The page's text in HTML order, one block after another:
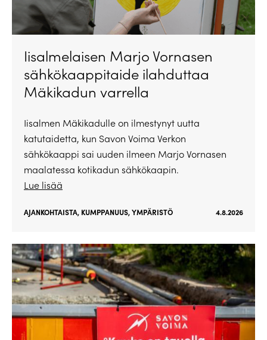
Iisalmelaisen Marjo Vornasen
sähkökaappitaide ilahduttaa
Mäkikadun varrella
Iisalmen Mäkikadulle on ilmestynyt uutta
katutaidetta, kun Savon Voima Verkon
sähkökaappi sai uuden ilmeen Marjo Vornasen
maalatessa kotikadun sähkökaapin.
Lue lisää
AJANKOHTAISTA, KUMPPANUUS,YMPÄRISTÖ 4.8.2026